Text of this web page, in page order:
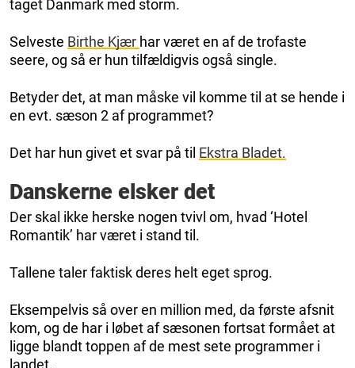
taget Danmark med storm.
Selveste Birthe Kjær har været en af de trofaste
seere, og så er hun tilfældigvis også single.
Betyder det, at man måske vil komme til at se hende i
en evt. sæson 2 af programmet?
Det har hun givet et svar på til Ekstra Bladet.
Danskerne elsker det
Der skal ikke herske nogen tvivl om, hvad ‘Hotel
Romantik’ har været i stand til.
Tallene taler faktisk deres helt eget sprog.
Eksempelvis så over en million med, da første afsnit
kom, og de har i løbet af sæsonen fortsat formået at
ligge blandt toppen af de mest sete programmer i
landet.